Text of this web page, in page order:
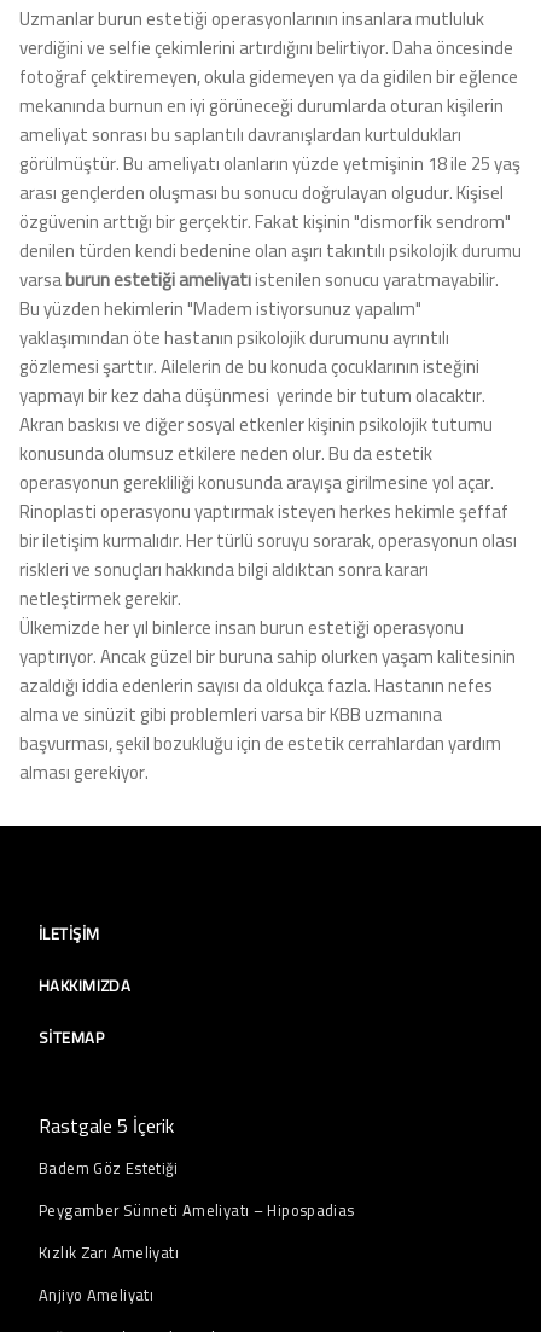
Uzmanlar burun estetiği operasyonlarının insanlara mutluluk
verdiğini ve selfie çekimlerini artırdığını belirtiyor. Daha öncesinde
fotoğraf çektiremeyen, okula gidemeyen ya da gidilen bir eğlence
mekanında burnun en iyi görüneceği durumlarda oturan kişilerin
ameliyat sonrası bu saplantılı davranışlardan kurtuldukları
görülmüştür. Bu ameliyatı olanların yüzde yetmişinin 18 ile 25 yaş
arası gençlerden oluşması bu sonucu doğrulayan olgudur. Kişisel
özgüvenin arttığı bir gerçektir. Fakat kişinin "dismorfik sendrom"
denilen türden kendi bedenine olan aşırı takıntılı psikolojik durumu
varsaburun estetiği ameliyatıistenilen sonucu yaratmayabilir.
Bu yüzden hekimlerin "Madem istiyorsunuz yapalım"
yaklaşımından öte hastanın psikolojik durumunu ayrıntılı
gözlemesi şarttır. Ailelerin de bu konuda çocuklarının isteğini
yapmayı bir kez daha düşünmesi yerinde bir tutum olacaktır.
Akran baskısı ve diğer sosyal etkenler kişinin psikolojik tutumu
konusunda olumsuz etkilere neden olur. Bu da estetik
operasyonun gerekliliği konusunda arayışa girilmesine yol açar.
Rinoplasti operasyonu yaptırmak isteyen herkes hekimle şeffaf
bir iletişim kurmalıdır. Her türlü soruyu sorarak, operasyonun olası
riskleri ve sonuçları hakkında bilgi aldıktan sonra kararı
netleştirmek gerekir.
Ülkemizde her yıl binlerce insan burun estetiği operasyonu
yaptırıyor. Ancak güzel bir buruna sahip olurken yaşam kalitesinin
azaldığı iddia edenlerin sayısı da oldukça fazla. Hastanın nefes
alma ve sinüzit gibi problemleri varsa bir KBB uzmanına
başvurması, şekil bozukluğu için de estetik cerrahlardan yardım
alması gerekiyor.
İLETIŞIM
HAKKIMIZDA
SITEMAP
Rastgale 5 İçerik
Badem Göz Estetiği
Peygamber Sünneti Ameliyatı – Hipospadias
Kızlık Zarı Ameliyatı
Anjiyo Ameliyatı